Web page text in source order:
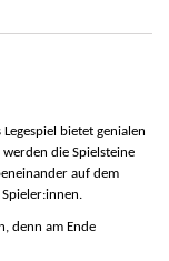
bietet genialen
die Spielsteine
auf dem
denn am Ende